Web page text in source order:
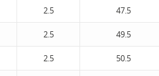
2.5 47.5
2.5 49.5
2.5 50.5